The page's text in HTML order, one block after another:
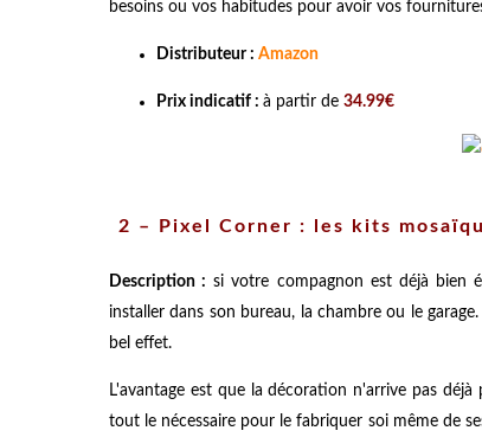
besoins ou vos habitudes pour avoir vos
Distributeur : Amazon
Prix indicatif : à partir de 34.99€
2 – Pixel Corner : les kits
Description : si votre compagnon est déjà bien
installer dans son bureau, la chambre ou le
bel effet.
L'avantage est que la décoration n'arrive pas
tout le nécessaire pour le fabriquer soi même de